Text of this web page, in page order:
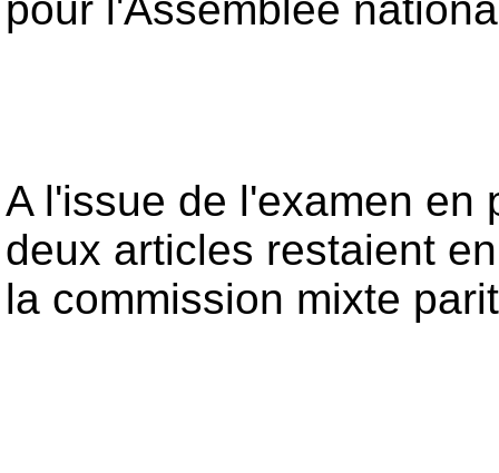
A l'issue de l'examen en
deux articles restaient
la commission mixte